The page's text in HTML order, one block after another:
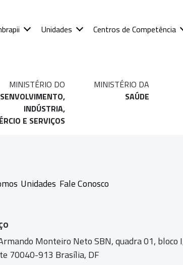
Unidades Centros de Competência
MINISTÉRIO DO
INDÚSTRIA,
E SERVIÇOS
MINISTÉRIO DA
SAÚDE
Unidades Fale Conosco
Monteiro Neto SBN, quadra 01, bloco
70040-913 Brasília, DF